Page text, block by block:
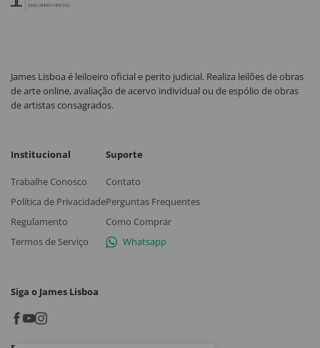
James Lisboa é leiloeiro oficial e perito judicial. Realiza leilões de obras
de arte online, avaliação de acervo individual ou de espólio de obras
de artistas consagrados.
Institucional
Trabalhe Conosco
Política de Privacidade
Regulamento
Termos de Serviço
Suporte
Contato
Perguntas Frequentes
Como Comprar
Whatsapp
Siga o James Lisboa